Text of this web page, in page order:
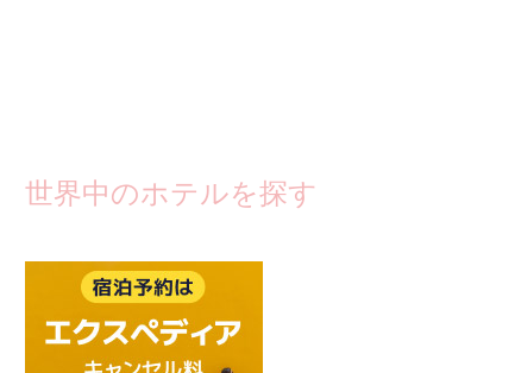
世界中のホテルを探す